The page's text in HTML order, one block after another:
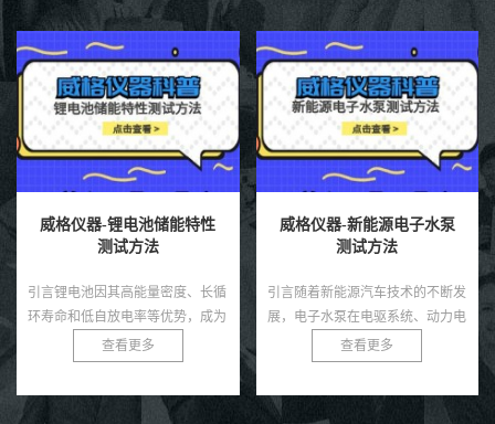
电池储能特性
高能量密度、长循
电率等优势，成为
核心技术，广泛应
可再生能源储能系
看更多
威格仪器-新能源电子水泵
引言随着新能源汽车技术的不断发
展，电子水泵在电驱系统、动力电
池、热管理模块等环节中起着至关
重要的冷却作用。相比传统机械水
能...
查看更多
威格仪器-
方
引言随着电动
展，充电桩作
性直接影响用